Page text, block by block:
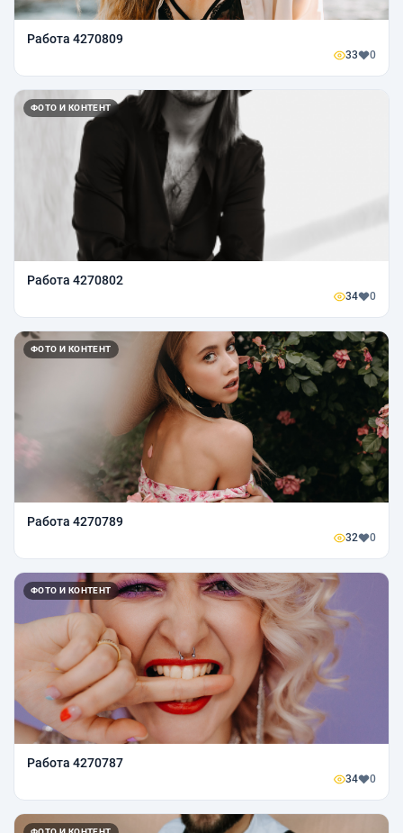
Работа 4270809
33 0
ФОТО И КОНТЕНТ
Работа 4270802
34 0
ФОТО И КОНТЕНТ
Работа 4270789
32 0
ФОТО И КОНТЕНТ
Работа 4270787
34 0